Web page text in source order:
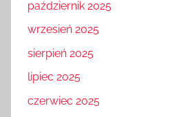
październik 2025
wrzesień 2025
sierpień 2025
lipiec 2025
czerwiec 2025